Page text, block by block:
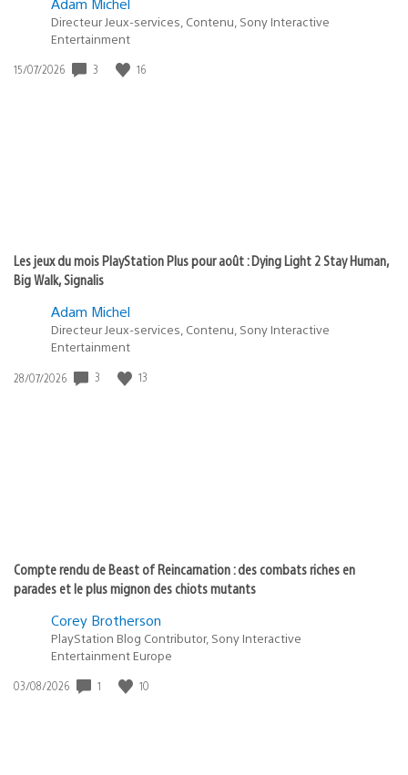
Directeur Jeux-services, Contenu, Sony Interactive
Entertainment
Date
15/07/2026 3 16
Les jeux du mois PlayStation Plus pour août : Dying Light 2 Stay Human,
Big Walk, Signalis
Adam Michel
Directeur Jeux-services, Contenu, Sony Interactive
Entertainment
Date
28/07/2026 3 13
Compte rendu de Beast of Reincarnation : des combats riches en
parades et le plus mignon des chiots mutants
Corey Brotherson
PlayStation Blog Contributor, Sony Interactive
Entertainment Europe
Date
03/08/2026 1 10